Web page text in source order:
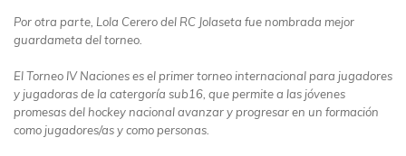
Por otra parte, Lola Cerero del RC Jolaseta fue nombrada mejor
guardameta del torneo.
El Torneo IV Naciones es el primer torneo internacional para jugadores
y jugadoras de la catergoría sub16, que permite a las jóvenes
promesas del hockey nacional avanzar y progresar en un formación
como jugadores/as y como personas.